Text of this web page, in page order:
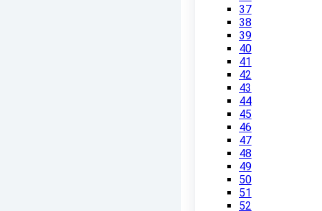
37
38
39
40
41
42
43
44
45
46
47
48
49
50
51
52